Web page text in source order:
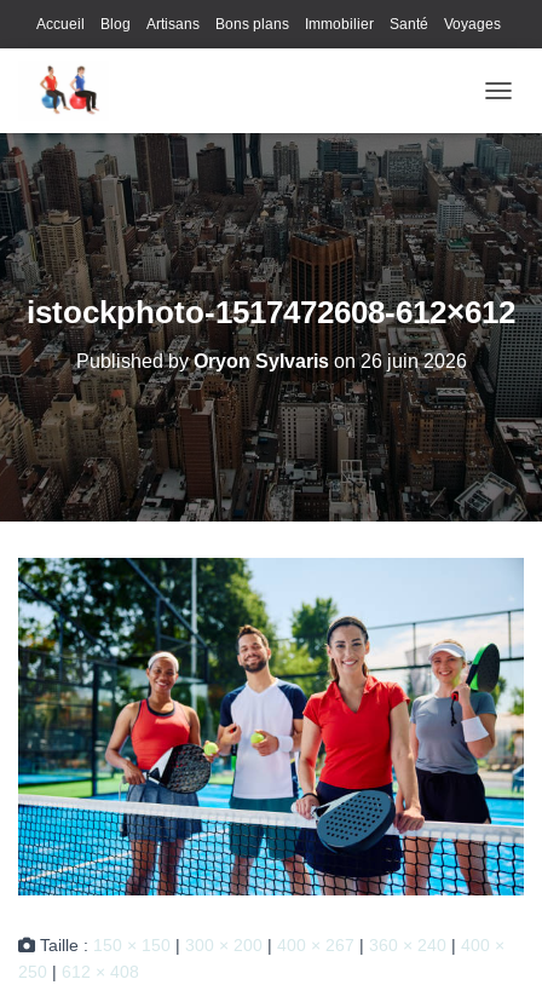
Accueil Blog Artisans Bons plans Immobilier Santé Voyages
Lifestyle
Juridique Logistique Publicité Technologie
istockphoto-1517472608-612×612
Published byOryon Sylvarison26 juin 2026
Taille : 150 × 150 | 300 × 200 | 400 × 267 | 360 × 240 | 400 ×
250 | 612 × 408